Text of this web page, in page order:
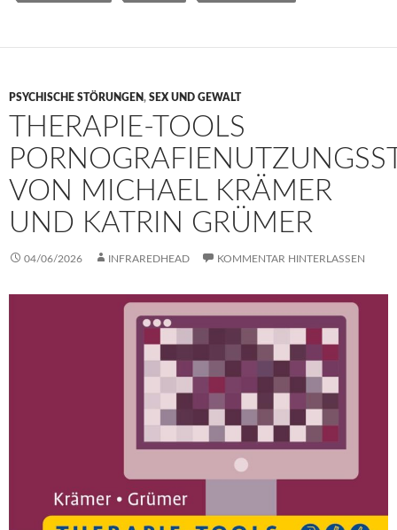
PSYCHISCHE STÖRUNGEN, SEX UND GEWALT
THERAPIE-TOOLS
VON MICHAEL KRÄMER
UND KATRIN GRÜMER
04/06/2026 INFRAREDHEAD KOMMENTAR HINTERLASSEN